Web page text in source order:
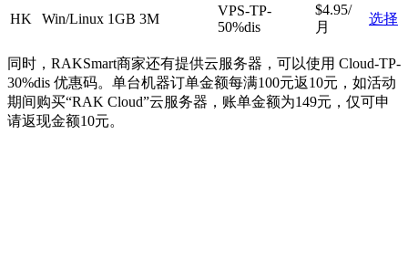
HK Win/Linux 1GB 3M
VPS-TP-
50%dis
$4.95/
月
选择
同时，RAKSmart商家还有提供云服务器，可以使用 Cloud-TP-
30%dis 优惠码。单台机器订单金额每满100元返10元，如活动
期间购买“RAK Cloud”云服务器，账单金额为149元，仅可申
请返现金额10元。